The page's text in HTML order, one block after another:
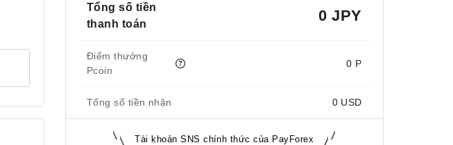
Tổng số tiền
thanh toán
0 JPY
Điểm thưởng
Pcoin
0 P
Tổng số tiền nhận 0 USD
Tài khoản SNS chính thức của PayForex